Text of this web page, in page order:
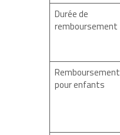
Durée de
remboursement
Remboursement
pour enfants